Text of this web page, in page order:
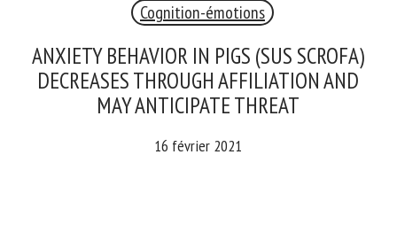
Cognition-émotions
ANXIETY BEHAVIOR IN PIGS (SUS SCROFA)
DECREASES THROUGH AFFILIATION AND
MAY ANTICIPATE THREAT
16 février 2021
RECEVEZ CHAQUE MOIS GRATUITEMENT
ANIMAL